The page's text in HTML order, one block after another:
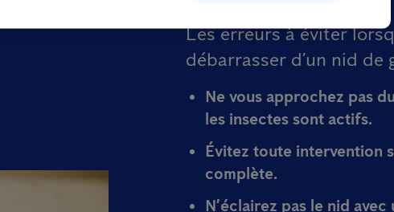
Les erreurs à éviter
débarrasser d’un nid de
Ne vous approchez pas
les insectes sont actifs.
Évitez toute intervention
complète.
N’éclairez pas le nid